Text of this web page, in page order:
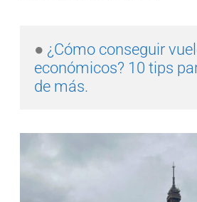
● ¿Cómo conseguir
económicos? 10 tips
de más.